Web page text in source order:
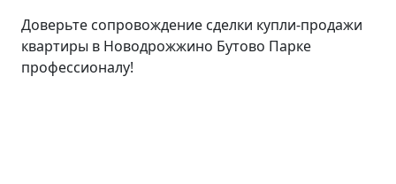
Доверьте сопровождение сделки купли-продажи
квартиры в Новодрожжино Бутово Парке
профессионалу!